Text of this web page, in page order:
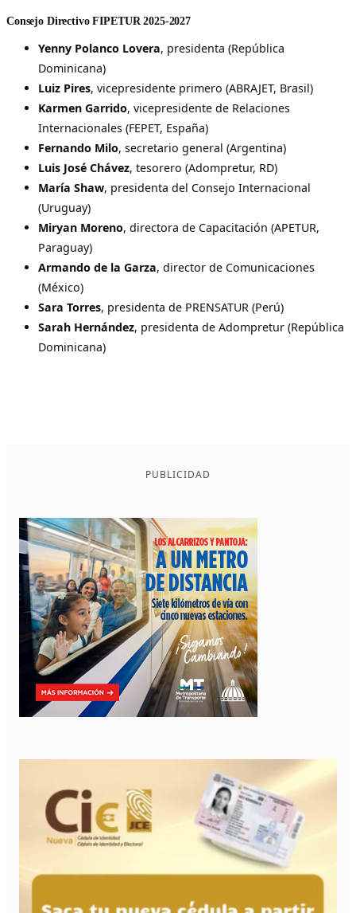
Consejo Directivo FIPETUR 2025-2027
Yenny Polanco Lovera, presidenta (República
Dominicana)
Luiz Pires, vicepresidente primero (ABRAJET, Brasil)
Karmen Garrido, vicepresidente de Relaciones
Internacionales (FEPET, España)
Fernando Milo, secretario general (Argentina)
Luis José Chávez, tesorero (Adompretur, RD)
María Shaw, presidenta del Consejo Internacional
(Uruguay)
Miryan Moreno, directora de Capacitación (APETUR,
Paraguay)
Armando de la Garza, director de Comunicaciones
(México)
Sara Torres, presidenta de PRENSATUR (Perú)
Sarah Hernández, presidenta de Adompretur (República
Dominicana)
PUBLICIDAD